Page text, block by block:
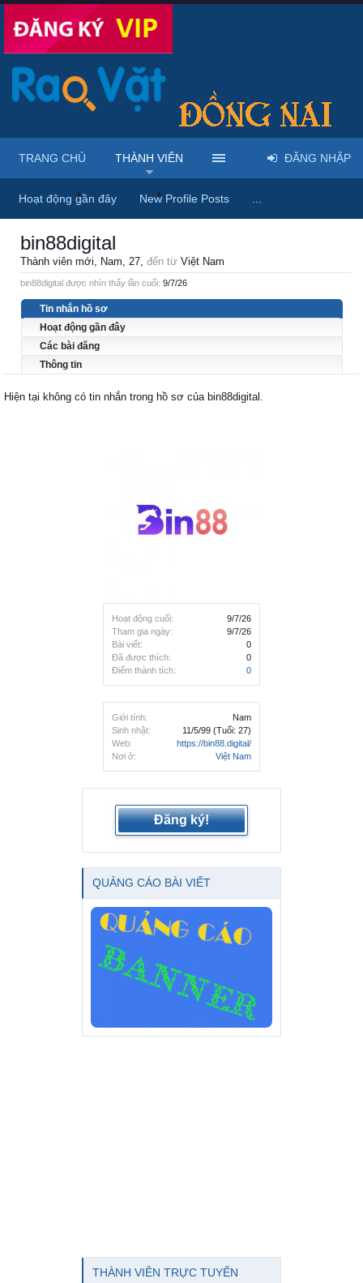
Trang chủ Thành viên bin88digital
Hoạt động cuối:
9/7/26
Tham gia ngày:
9/7/26
Bài viết:
0
Đã được thích:
0
Điểm thành tích:
0
Giới tính:
Nam
Sinh nhật:
11/5/99 (Tuổi: 27)
Web:
https://bin88.digital/
Nơi ở:
Việt Nam
bin88digital
Thành viên mới, Nam, 27, đến từ Việt Nam
bin88digital được nhìn thấy lần cuối: 9/7/26
Tin nhắn hồ sơ
Hoạt động gần đây
Các bài đăng
Thông tin
Hiện tại không có tin nhắn trong hồ sơ của bin88digital.
Đăng ký!
QUẢNG CÁO BÀI VIẾT
THÀNH VIÊN TRỰC TUYẾN
TRANG CHỦ THÀNH VIÊN
Hoạt động gần đây New Profile Posts
ĐĂNG NHẬP